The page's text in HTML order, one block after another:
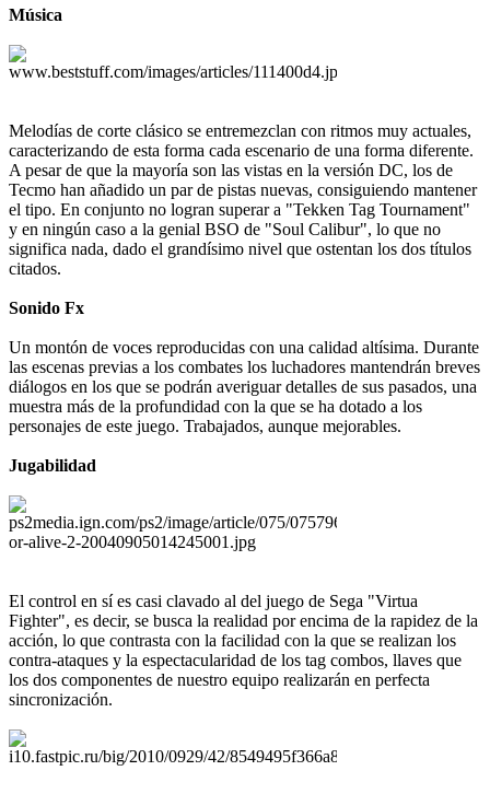
Música
Melodías de corte clásico se entremezclan con ritmos muy actuales,
caracterizando de esta forma cada escenario de una forma diferente.
A pesar de que la mayoría son las vistas en la versión DC, los de
Tecmo han añadido un par de pistas nuevas, consiguiendo mantener
el tipo. En conjunto no logran superar a "Tekken Tag Tournament"
y en ningún caso a la genial BSO de "Soul Calibur", lo que no
significa nada, dado el grandísimo nivel que ostentan los dos títulos
citados.
Sonido Fx
Un montón de voces reproducidas con una calidad altísima. Durante
las escenas previas a los combates los luchadores mantendrán breves
diálogos en los que se podrán averiguar detalles de sus pasados, una
muestra más de la profundidad con la que se ha dotado a los
personajes de este juego. Trabajados, aunque mejorables.
Jugabilidad
El control en sí es casi clavado al del juego de Sega "Virtua
Fighter", es decir, se busca la realidad por encima de la rapidez de la
acción, lo que contrasta con la facilidad con la que se realizan los
contra-ataques y la espectacularidad de los tag combos, llaves que
los dos componentes de nuestro equipo realizarán en perfecta
sincronización.